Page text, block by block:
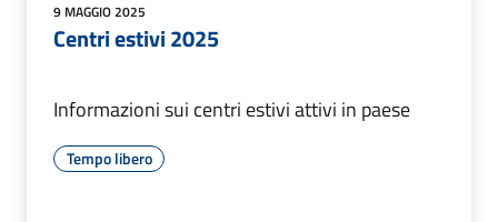
9 MAGGIO 2025
Centri estivi 2025
Informazioni sui centri estivi attivi in paese
Tempo libero